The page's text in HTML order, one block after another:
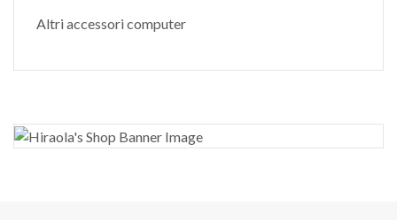
Altri accessori computer